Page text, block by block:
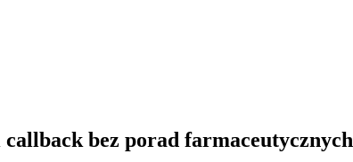
bez porad farmaceutycznych